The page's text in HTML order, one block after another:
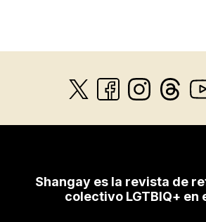
Shangay es la revista de
colectivo LGTBIQ+ en